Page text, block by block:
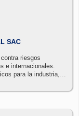
SAC
riesgos
e internacionales.
para la industria,